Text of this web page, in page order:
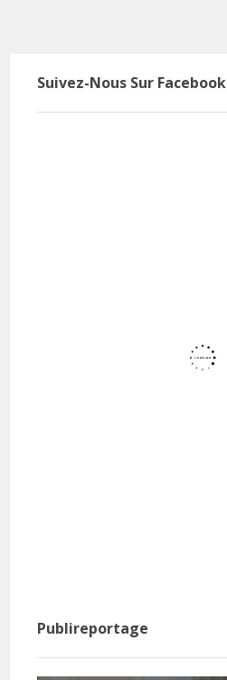
Suivez-Nous Sur Facebook
Publireportage